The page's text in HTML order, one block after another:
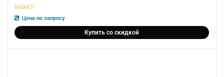
5из 5
Цена по запросу
Купить со скидкой